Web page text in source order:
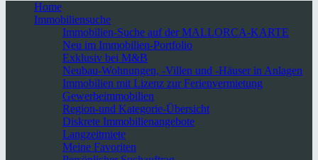
Home
Immobiliensuche
Immobilien-Suche auf der MALLORCA-KARTE
Neu im Immobilien-Portfolio
Exklusiv bei M&B
Neubau-Wohnungen, -Villen und -Häuser in Anlagen
Immobilien mit Lizenz zur Ferienvermietung
Gewerbeimmobilien
Region-und Kategorie-Übersicht
Diskrete Immobilienangebote
Langzeitmiete
Meine Favoriten